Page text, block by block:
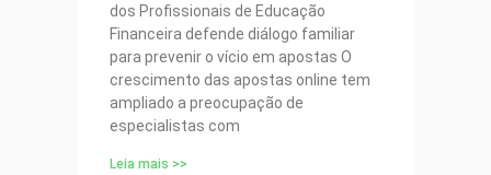
dos Profissionais de Educação
Financeira defende diálogo familiar
para prevenir o vício em apostas O
crescimento das apostas online tem
ampliado a preocupação de
especialistas com
Leia mais >>